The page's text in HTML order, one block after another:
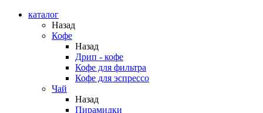
каталог
Назад
Кофе
Назад
Дрип - кофе
Кофе для фильтра
Кофе для эспрессо
Чай
Назад
Пирамидки